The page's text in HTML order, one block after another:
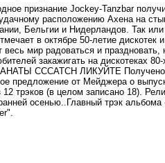
признание Jockey-Tanzbar
расположению Ахена на
Бельгии и Нидерландов. Так
в октябре 50-летие дискотек и
весь мир радоваться и праздновать,
закажигать на дискотеках
CCCATCH ЛИКУЙТЕ Получено
предложение от Мейджера о
12 трэков (в целом записано 18).
осенью..Главный трэк альбома